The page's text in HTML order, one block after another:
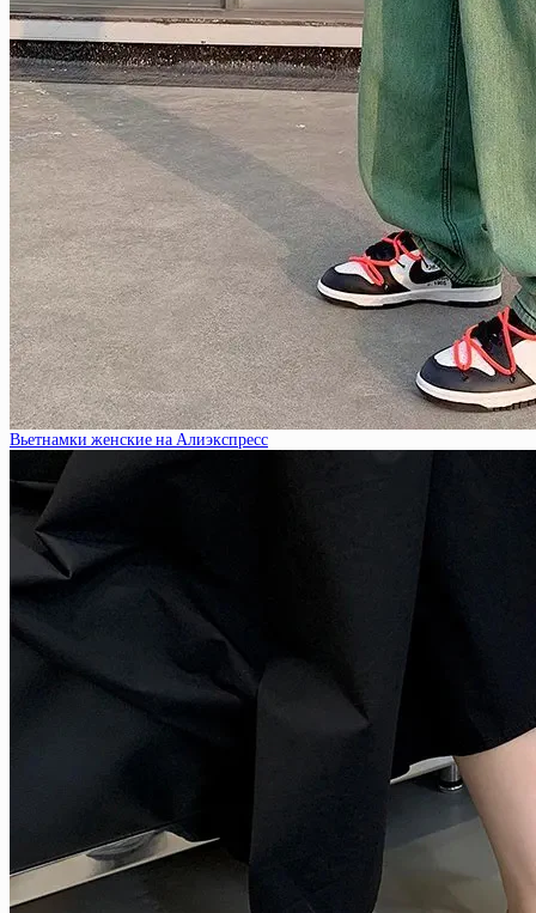
Вьетнамки женские на Алиэкспресс